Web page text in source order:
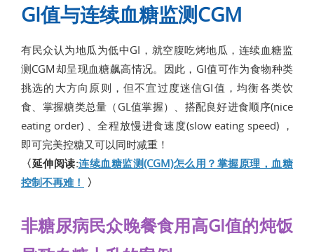
GI值与连续血糖监测CGM
有民众认为地瓜为低中GI，就空腹吃烤地瓜，连续血糖监
测CGM却呈现血糖飙高情况。因此，GI值可作为食物种类
挑选的大方向原则，但不宜过度迷信GI值，均衡各类饮
食、掌握糖类总量（GL值掌握）、搭配良好进食顺序(nice
eating order) 、全程放慢进食速度(slow eating speed) ，
即可完美控糖又可以同时减重！
〈延伸阅读:连续血糖监测(CGM)怎么用？掌握原理，血糖
控制不再难！ 〉
非糖尿病民众晚餐食用高GI值的炖饭